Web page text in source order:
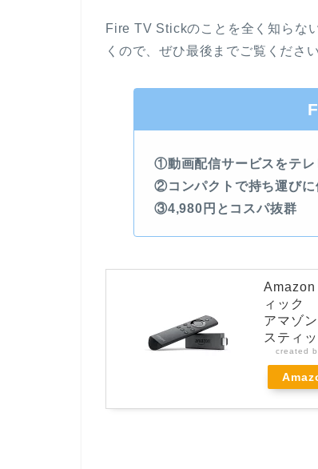
Fire TV Stickのことを全く知らな
くので、ぜひ最後までご覧ください
①動画配信サービスをテレ
②コンパクトで持ち運びに
③4,980円とコスパ抜群
Amazon
ィック
アマゾ
スティ
created